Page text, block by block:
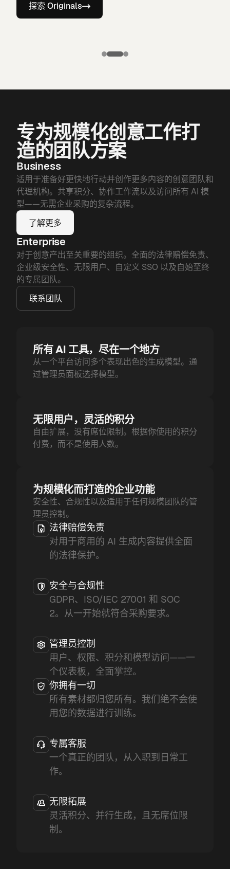
探索 Originals
Bone
专为规模化创意工作打
造的团队方案
Business
适用于准备好更快地行动并创作更多内容的创意团队和
代理机构。共享积分、协作工作流以及访问所有 AI 模
型——无需企业采购的复杂流程。
了解更多
Enterprise
对于创意产出至关重要的组织。全面的法律赔偿免责、
企业级安全性、无限用户、自定义 SSO 以及自始至终
的专属团队。
联系团队
所有 AI 工具，尽在一个地方
从一个平台访问多个表现出色的生成模型。通
过管理员面板选择模型。
无限用户，灵活的积分
自由扩展，没有席位限制。根据你使用的积分
付费，而不是使用人数。
为规模化而打造的企业功能
安全性、合规性以及适用于任何规模团队的管
理员控制。
法律赔偿免责
对用于商用的 AI 生成内容提供全面
的法律保护。
安全与合规性
GDPR、ISO/IEC 27001 和 SOC
2。从一开始就符合采购要求。
管理员控制
用户、权限、积分和模型访问——一
个仪表板，全面掌控。
你拥有一切
所有素材都归您所有。我们绝不会使
用您的数据进行训练。
专属客服
一个真正的团队，从入职到日常工
作。
无限拓展
灵活积分、并行生成，且无席位限
制。